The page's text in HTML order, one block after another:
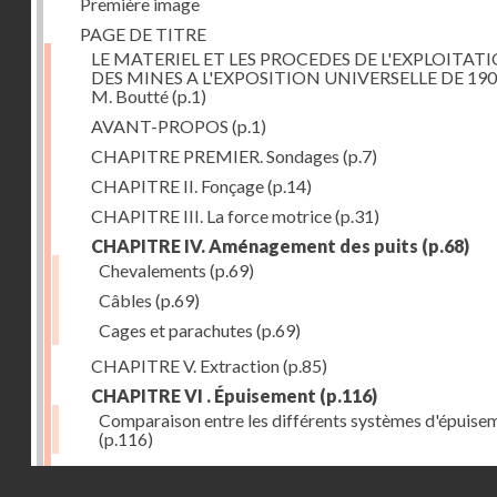
PAGE DE TITRE
LE MATERIEL ET LES PROCEDES DE
DES MINES A L'EXPOSITION UNIVERSELLE DE
M. Boutté(p.1)
AVANT-PROPOS (p.1)
CHAPITRE PREMIER. Sondages (p.7)
CHAPITRE II. Fonçage(p.14)
CHAPITRE III. La force motrice(p.31)
CHAPITRE IV. Aménagement des puits (p.68)
Chevalements (p.69)
Câbles (p.69)
Cages et parachutes (p.69)
CHAPITRE V. Extraction(p.85)
CHAPITRE VI . Épuisement (p.116)
Comparaison entre les différents systèmes
(p.116)